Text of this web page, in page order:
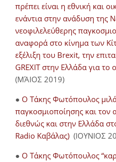
πρέπει είναι η εθνική και
ενάντια στην ανάδυση της
νεοφιλελεύθερης
αναφορά στο κίνημα των
εξέλιξη του Brexit, την
GREXIT στην Ελλάδα για
(ΜΆΙΟΣ 2019)
● Ο Τάκης Φωτόπουλος
παγκοσμιοποίησης και τον
διεθνώς και στην Ελλάδα
Radio Καβάλας) (ΙΟΥΝΙΟΣ
● Ο Τάκης Φωτόπουλος